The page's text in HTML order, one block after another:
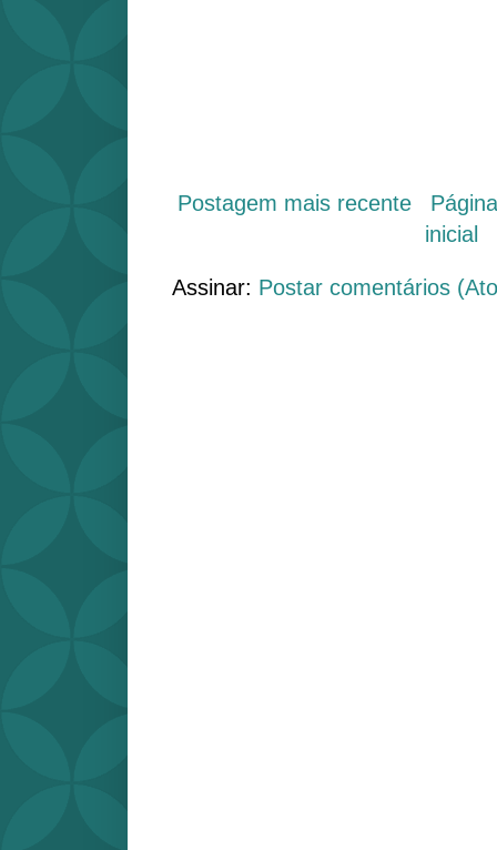
Postagem mais recente
inicial
Assinar: Postar comentários